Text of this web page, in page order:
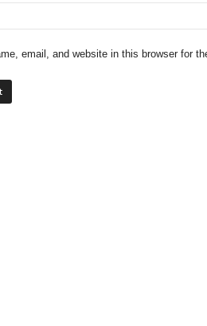
email, and website in this browser for